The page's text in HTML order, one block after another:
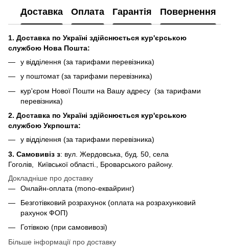
Доставка Оплата Гарантія Повернення
1. Доставка по Україні здійснюється кур'єрською
службою Нова Пошта:
у відділення (за тарифами перевізника)
у поштомат (за тарифами перевізника)
кур'єром Нової Пошти на Вашу адресу (за тарифами
перевізника)
2. Доставка по Україні здійснюється кур'єрською
службою Укрпошта:
у відділення (за тарифами перевізника)
3. Самовивіз з: вул. Жердовська, буд. 50, села
Гоголів, Київської області., Броварського району.
Докладніше про доставку
Онлайн-оплата (mono-еквайринг)
Безготівковий розрахунок (оплата на розрахунковий
рахунок ФОП)
Готівкою (при самовивозі)
Більше інформації про доставку